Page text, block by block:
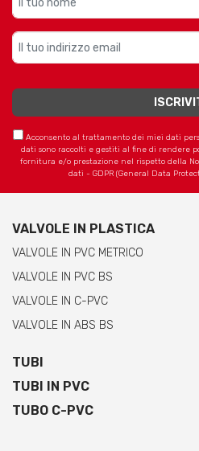
Acconsento al trattamento dei miei dati
dati sono raccolti e gestiti al fine di rendere
fornitura e/o prestazione nel rispetto della
dati - GDPR (General Data
VALVOLE IN PLASTICA
VALVOLE IN PVC METRICO
VALVOLE IN PVC BS
VALVOLE IN C-PVC
VALVOLE IN ABS BS
TUBI
TUBI IN PVC
TUBO C-PVC